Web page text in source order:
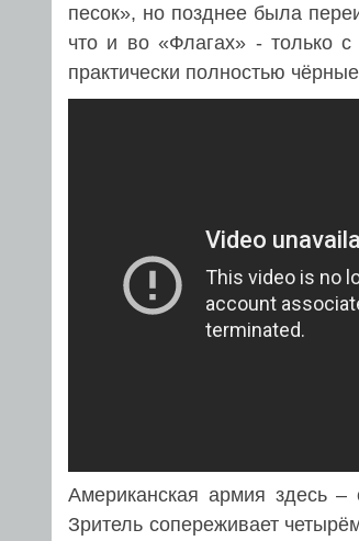
песок», но позднее была
что и во «Флагах» - только
практически полностью
Американская армия здесь –
Зритель сопереживает